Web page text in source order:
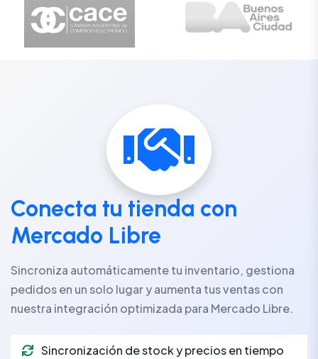
Conecta tu tienda con
Mercado Libre
Sincroniza automáticamente tu inventario, gestiona
pedidos en un solo lugar y aumenta tus ventas con
nuestra integración optimizada para Mercado Libre.
Sincronización de stock y precios en tiempo